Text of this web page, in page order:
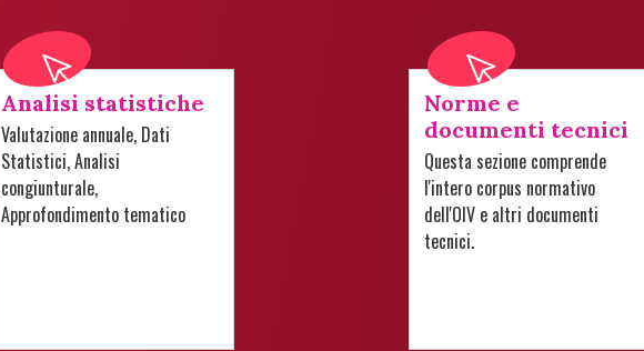
Analisi statistiche
Valutazione annuale, Dati
Statistici, Analisi
congiunturale,
Approfondimento tematico
Norme e
documenti tecnici
Questa sezione comprende
l'intero corpus normativo
dell'OIV e altri documenti
tecnici.